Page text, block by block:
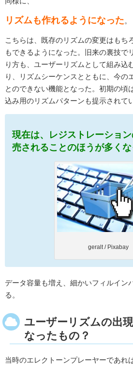
リズムも作れるようになった。
こちらは、既存のリズムの変更はもち
もできるようになった。旧来の裏技で
り方も、ユーザーリズムとして組み込
り、リズムシーケンスとともに、今の
とのできない機能となった。初期の頃
込み用のリズムパターンも提示されて
現在は、レジストレーショ
売されることのほうが多く
geralt / Pixabay
データ容量も増え、細かいフィルイン
る。
ユーザーリズムの出
なったもの？
当時のエレクトーンプレーヤーであれ